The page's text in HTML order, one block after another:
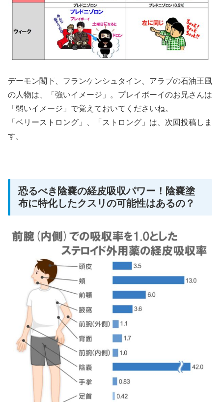
デーモン閣下、フランケンシュタイン、アラブの石油王風
の人物は、「強いイメージ」。プレイボーイのお兄さんは
「弱いイメージ」で覚えておいてくださいね。
「ベリーストロング」、「ストロング」は、次回投稿しま
す。
恐るべき陰嚢の経皮吸収パワー！陰嚢塗
布に特化したクスリの可能性はあるの？